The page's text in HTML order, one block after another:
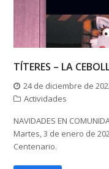
TÍTERES – LA
24 de diciembre de
Actividades
NAVIDADES EN
Martes, 3 de enero de
Centenario.